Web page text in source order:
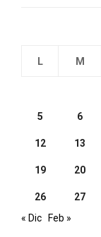
L M
5 6
12 13
19 20
26 27
« Dic
Feb »